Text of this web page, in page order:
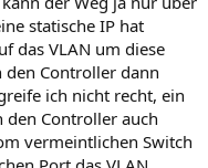
statische IP hat
das VLAN um diese
den Controller dann
ich nicht recht, ein
den Controller auch
vermeintlichen Switch